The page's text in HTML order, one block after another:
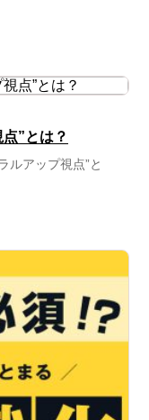
”とは？
ルアップ視点”と